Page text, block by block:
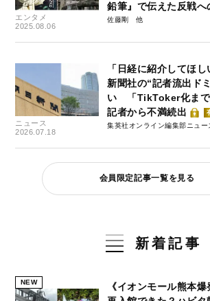
エンタメ
2025.08.06
鉛筆』で伝えた反戦へ
佐藤剛
ニュース
2026.07.18
「日経に紹介してほ
新聞社の“記者流出ド
い 「TikToker化まで
記者から不満続出
集英社オンライン編集部ニュー
会員限定記事一覧を見る
新着記事
NEW
《イオンモール熊本